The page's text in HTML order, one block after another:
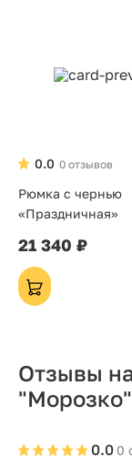
0 отзывов
0.0
Рюмка с чернью
«Праздничная»
21 340 ₽
Отзывы
0
0.0